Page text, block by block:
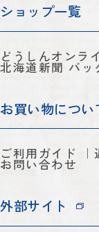
ショップ一覧
どうしんオンラ
北海道新聞 バッ
お買い物につい
ご利用ガイド
お問い合わせ
外部サイト